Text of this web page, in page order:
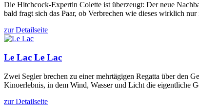
Die Hitchcock-Expertin Colette ist überzeugt: Der neue
bald fragt sich das Paar, ob Verbrechen wie dieses wirklich
zur Detailseite
Le Lac Le Lac
Zwei Segler brechen zu einer mehrtägigen Regatta über den
Kinoerlebnis, in dem Wind, Wasser und Licht die eigentliche
zur Detailseite